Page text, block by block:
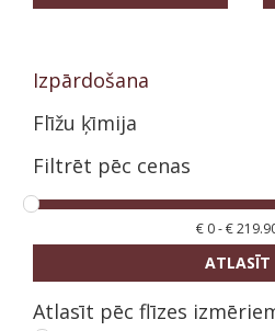
Izpārdošana
Flīžu ķīmija
Filtrēt pēc cenas
€ 0-€
ATLASĪT
Atlasīt pēc flīzes